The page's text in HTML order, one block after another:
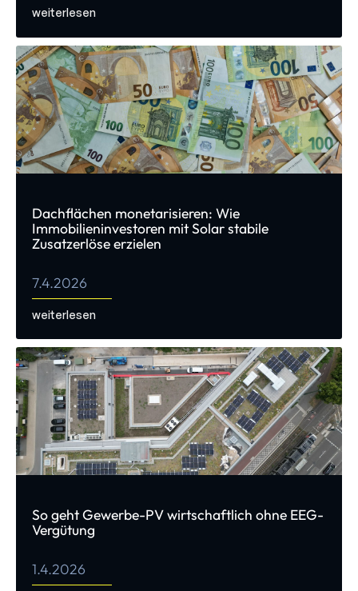
weiterlesen
Dachflächen monetarisieren: Wie
Immobilieninvestoren mit Solar stabile
Zusatzerlöse erzielen
7.4.2026
weiterlesen
So geht Gewerbe-PV wirtschaftlich ohne EEG-
Vergütung
1.4.2026